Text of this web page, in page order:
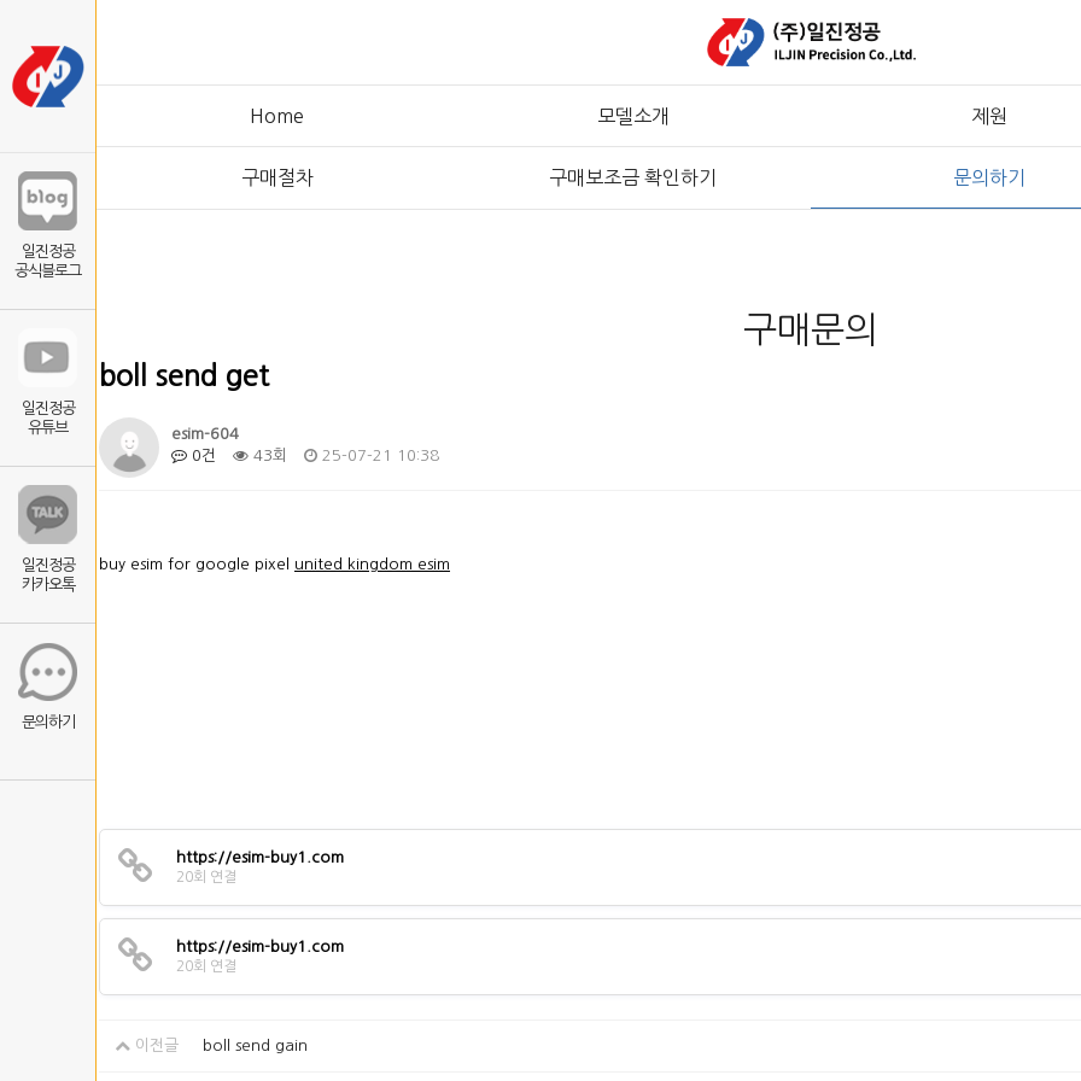
Home 모델소개 제원
구매절차 구매보조금 확인하기 문의하기
구매문의
boll send get
esim-604
0건
43회 25-07-21 10:38
buy esim for google pixel united kingdom esim
https://esim-buy1.com
20회 연결
https://esim-buy1.com
20회 연결
이전글 boll send gain
일진정공
공식블로그
일진정공
유튜브
일진정공
카카오톡
문의하기